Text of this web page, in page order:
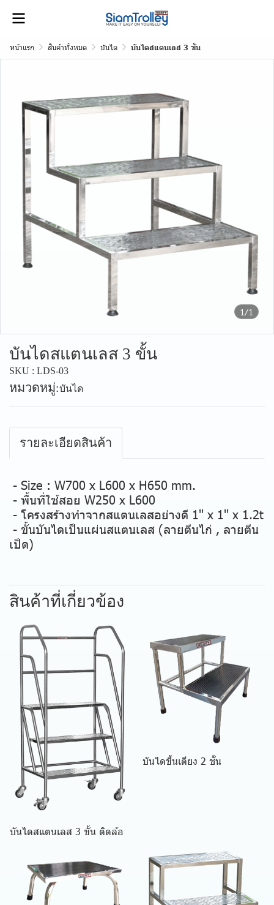
หน้าแรก สินค้าทั้งหมด บันได บันไดสแตนเลส 3 ขั้น
1/1
บันไดสแตนเลส 3 ขั้น
SKU : LDS-03
หมวดหมู่:บันได
รายละเอียดสินค้า
- Size : W700 x L600 x H650 mm.
- พื้นที่ใช้สอย W250 x L600
- โครงสร้างทำจากสแตนเลสอย่างดี 1'' x 1'' x 1.2t
- ขั้นบันไดเป็นแผ่นสแตนเลส (ลายตีนไก่ , ลายตีน
เป็ด)
สินค้าที่เกี่ยวข้อง
บันไดสแตนเลส 3 ขั้น ติดล้อ
บันไดขึ้นเตียง 2 ชั้น